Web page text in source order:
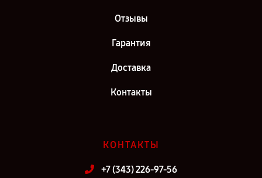
Отзывы
Гарантия
Доставка
Контакты
КОНТАКТЫ
+7 (343) 226-97-56